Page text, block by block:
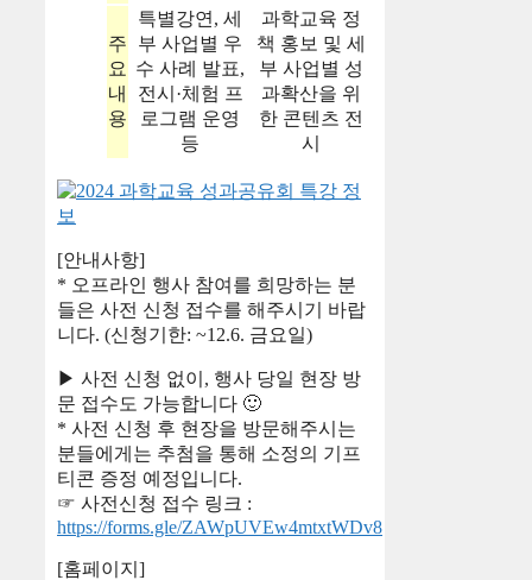
주
요
내
용
특별강연, 세
부 사업별 우
수 사례 발표,
전시·체험 프
로그램 운영
등
과학교육 정
책 홍보 및 세
부 사업별 성
과확산을 위
한 콘텐츠 전
시
[안내사항]
* 오프라인 행사 참여를 희망하는 분
들은 사전 신청 접수를 해주시기 바랍
니다. (신청기한: ~12.6. 금요일)
▶ 사전 신청 없이, 행사 당일 현장 방
문 접수도 가능합니다 🙂
* 사전 신청 후 현장을 방문해주시는
분들에게는 추첨을 통해 소정의 기프
티콘 증정 예정입니다.
☞ 사전신청 접수 링크 :
https://forms.gle/ZAWpUVEw4mtxtWDv8
[홈페이지]